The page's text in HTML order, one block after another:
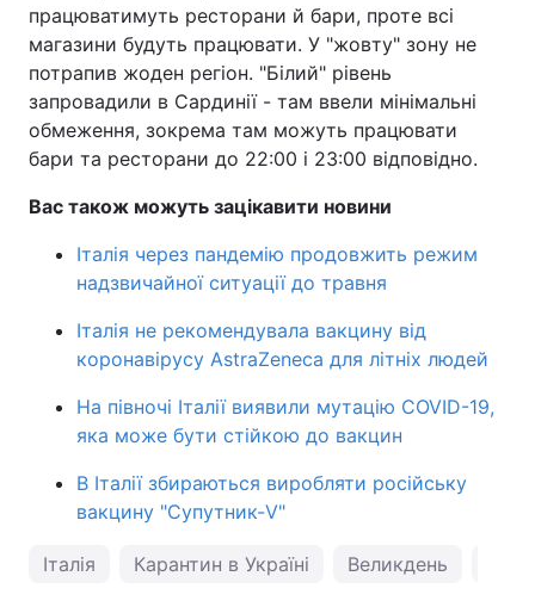
працюватимуть ресторани й бари, проте всі
магазини будуть працювати. У "жовту" зону не
потрапив жоден регіон. "Білий" рівень
запровадили в Сардинії - там ввели мінімальні
обмеження, зокрема там можуть працювати
бари та ресторани до 22:00 і 23:00 відповідно.
Вас також можуть зацікавити новини
Італія через пандемію продовжить режим
надзвичайної ситуації до травня
Італія не рекомендувала вакцину від
коронавірусу AstraZeneca для літніх людей
На півночі Італії виявили мутацію COVID-19,
яка може бути стійкою до вакцин
В Італії збираються виробляти російську
вакцину "Супутник-V"
Італія Карантин в Україні Великдень